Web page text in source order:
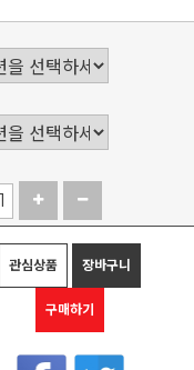
관심상품 장바구니
구매하기